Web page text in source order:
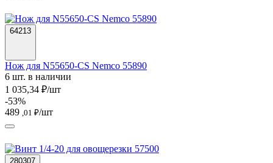
64213
Нож для N55650-CS Nemco 55890
6 шт. в наличии
1 035,34 ₽/шт
-53%
489 ,01 ₽/шт
280307